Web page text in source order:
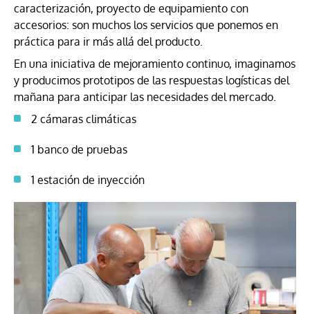
caracterización, proyecto de equipamiento con
accesorios: son muchos los servicios que ponemos en
práctica para ir más allá del producto.
En una iniciativa de mejoramiento continuo, imaginamos
y producimos prototipos de las respuestas logísticas del
mañana para anticipar las necesidades del mercado.
2 cámaras climáticas
1 banco de pruebas
1 estación de inyección